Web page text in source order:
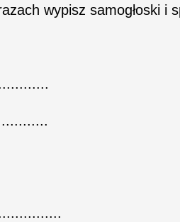
wypisz samogłoski i